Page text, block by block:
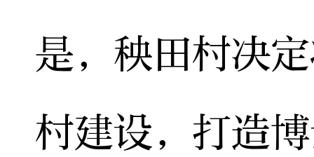
是，秧田村决
村建设，打造